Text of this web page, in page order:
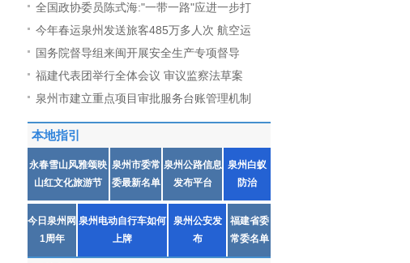
全国政协委员陈式海:"一带一路"应进一步打
今年春运泉州发送旅客485万多人次 航空运
国务院督导组来闽开展安全生产专项督导
福建代表团举行全体会议 审议监察法草案
泉州市建立重点项目审批服务台账管理机制
本地指引
永春雪山风雅颂映
山红文化旅游节
泉州市委常
委最新名单
泉州公路信息
发布平台
泉州白蚁
防治
今日泉州网
1周年
泉州电动自行车如何
上牌
泉州公安发
布
福建省委
常委名单